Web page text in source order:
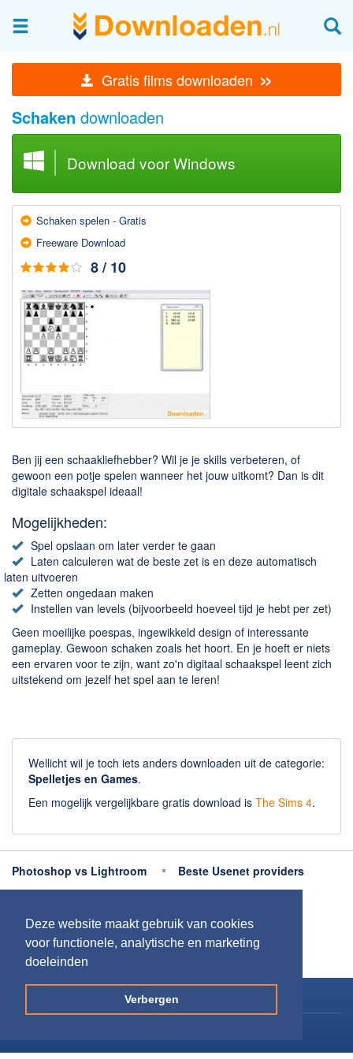
Deze website maakt gebruik van cookies
voor functionele, analytische en marketing
doeleinden
Verbergen
Gratis films downloaden »
Afbeeldingen & fotografie
Beheren en bekijken
Afbeelding & foto bewerken
Foto apps
Screenshots Maken
Audio & Video
Branden en Rippen
Media streamen
Mediaspeler
Opnemen Audio en Video
Video bewerken
BitTorrent Clients
Nieuwslezers (Downloaden via usenet)
Onderhoud & Veiligheid
Computer opschonen
Veilig online
Productiviteit
Adresboek en contacten
Planning en organisatie
Overige
Algemeen
Rar en Zip (Compressie - Unzip)
Shopping
Webbrowsers
Schaken downloaden
Download voor Windows
Schaken spelen - Gratis
Freeware Download
8 / 10
Ben jij een schaakliefhebber? Wil je je skills verbeteren, of
gewoon een potje spelen wanneer het jouw uitkomt? Dan is dit
digitale schaakspel ideaal!
Mogelijkheden:
Spel opslaan om later verder te gaan
Laten calculeren wat de beste zet is en deze automatisch
laten uitvoeren
Zetten ongedaan maken
Instellen van levels (bijvoorbeeld hoeveel tijd je hebt per zet)
Geen moeilijke poespas, ingewikkeld design of interessante
gameplay. Gewoon schaken zoals het hoort. En je hoeft er niets
een ervaren voor te zijn, want zo'n digitaal schaakspel leent zich
uitstekend om jezelf het spel aan te leren!
Wellicht wil je toch iets anders downloaden uit de categorie:
Spelletjes en Games.
Een mogelijk vergelijkbare gratis download is The Sims 4.
Photoshop vs Lightroom
Beste Usenet providers
Meer uitleg
Copyright 2026